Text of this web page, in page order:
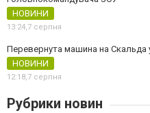
НОВИНИ
13:24,7 серпня
Перевернута машина на Скальда
НОВИНИ
12:18,7 серпня
Рубрики новин